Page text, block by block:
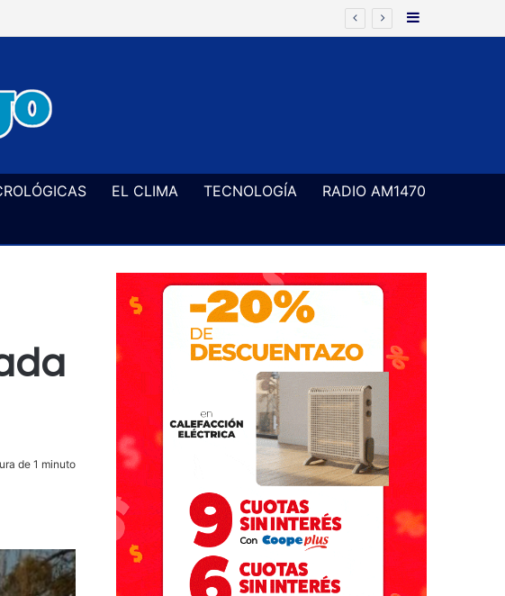
que podría frenarse Zona Fría en el Senado Barra Lateral
EL CLIMA TECNOLOGÍA
RADIO AM1470
de 1 minuto